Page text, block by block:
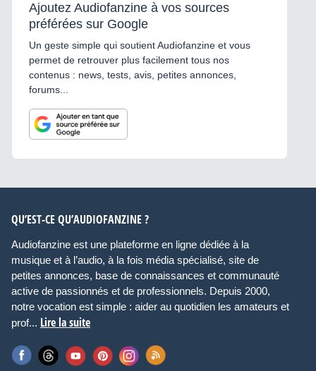
Ajoutez Audiofanzine à vos sources
préférées sur Google
Un geste simple qui soutient Audiofanzine et vous
permet de retrouver plus facilement tous nos
contenus : news, tests, avis, petites annonces,
forums...
QU’EST-CE QU’AUDIOFANZINE ?
Audiofanzine est une plateforme en ligne dédiée à la
musique et à l’audio, à la fois média spécialisé, site de
petites annonces, base de connaissances et communauté
active de passionnés et de professionnels. Depuis 2000,
notre vocation est simple : aider au quotidien les amateurs et
prof... Lire la suite